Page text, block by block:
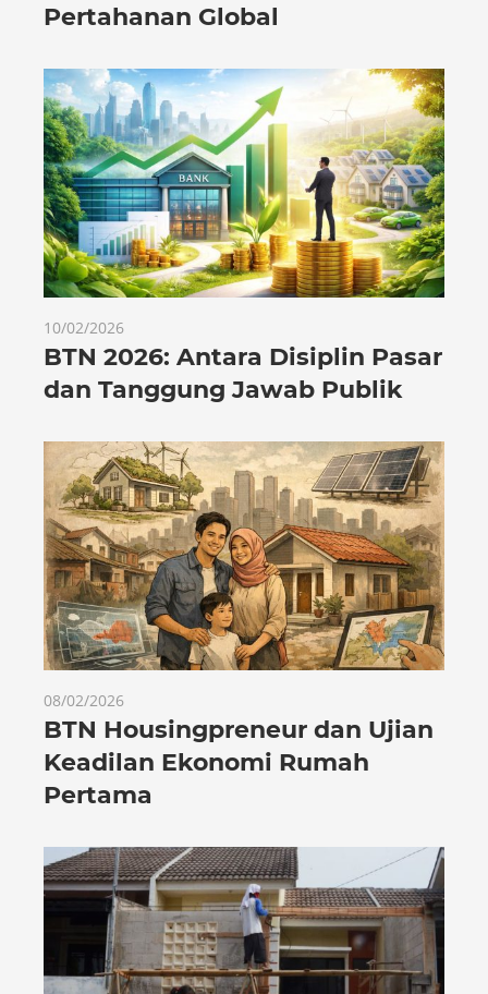
Pertahanan Global
10/02/2026
BTN 2026: Antara Disiplin Pasar
dan Tanggung Jawab Publik
08/02/2026
BTN Housingpreneur dan Ujian
Keadilan Ekonomi Rumah
Pertama